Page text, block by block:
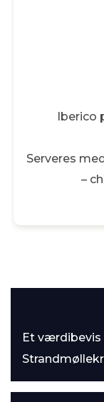
Iberico
Serveres
–
Et værdibevis